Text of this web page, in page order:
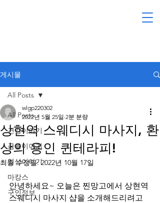
게시물
All Posts
건강이야기
금융이야기
일상이야기
마캉스
구인정보
All Posts
상현역 스웨디시 마사지, 환
상의 용인 퀸테라피!
wlgp220302
2022년 5월 25일 2분 분량
최종 수정일: 2022년 10월 17일
안녕하세요~ 오늘은 찐망고에서 상현역
스웨디시 마사지 샵을 소개해드리려고